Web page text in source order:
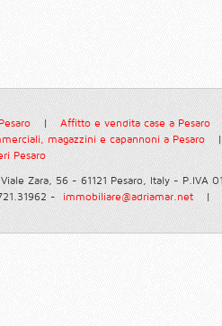
|
Affitto e vendita case a Pesaro
magazzini e capannoni a Pesaro
|
Pesaro
Viale Zara, 56 - 61121 Pesaro, Italy - P.IVA
- immobiliare@adriamar.net |